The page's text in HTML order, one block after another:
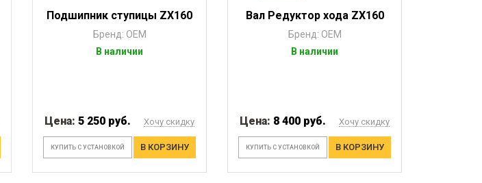
Подшипник ступицы ZX160
Бренд: OEM
В наличии
Цена: 5 250 руб. Хочу скидку
КУПИТЬ С УСТАНОВКОЙ В КОРЗИНУ
Вал Редуктор хода ZX160
Бренд: OEM
В наличии
Цена: 8 400 руб. Хочу скидку
КУПИТЬ С УСТАНОВКОЙ В КОРЗИНУ